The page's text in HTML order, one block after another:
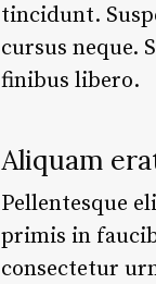
tincidunt.
cursus neque.
finibus libero.
Aliquam
Pellentesque
primis in
consectetur